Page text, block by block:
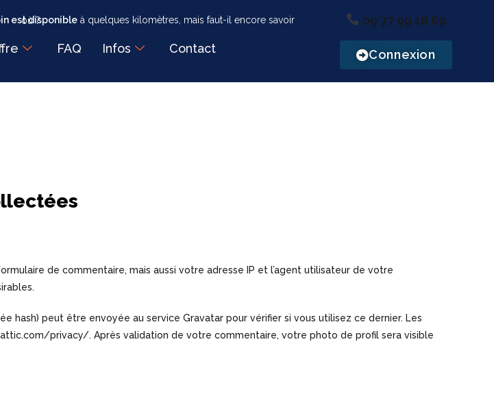
est disponible
à quelques kilomètres, mais faut-il encore savoir où ?
FAQ Infos Contact
09 77 99 16 69
Connexion
de commentaire, mais aussi votre adresse IP et l’agent utilisateur de votre
hash) peut être envoyée au service Gravatar pour vérifier si vous utilisez ce dernier. Les
privacy/. Après validation de votre commentaire, votre photo de profil sera visible